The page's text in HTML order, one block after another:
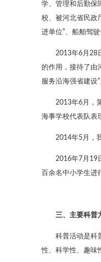
学、管理和后勤保
校、被河北省民政
进单位”、船舶驾
2013年6月28
的作用，接待了由
服务沿海强省建设
2013年6月，
海事学校代表队表
2014年5月，
2016年7月19
百余名中小学生进
三、主要科普
科普活动是科
性、科学性、趣味